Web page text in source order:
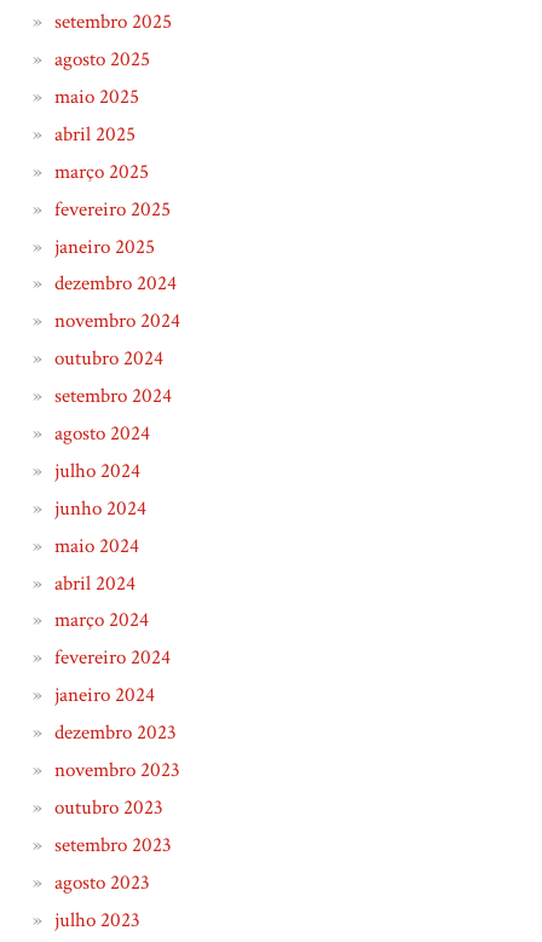
setembro 2025
agosto 2025
maio 2025
abril 2025
março 2025
fevereiro 2025
janeiro 2025
dezembro 2024
novembro 2024
outubro 2024
setembro 2024
agosto 2024
julho 2024
junho 2024
maio 2024
abril 2024
março 2024
fevereiro 2024
janeiro 2024
dezembro 2023
novembro 2023
outubro 2023
setembro 2023
agosto 2023
julho 2023